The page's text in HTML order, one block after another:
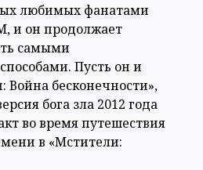
любимых фанатами
и он продолжает
самыми
Пусть он и
Война бесконечности»,
бога зла 2012 года
во время путешествия
в «Мстители: